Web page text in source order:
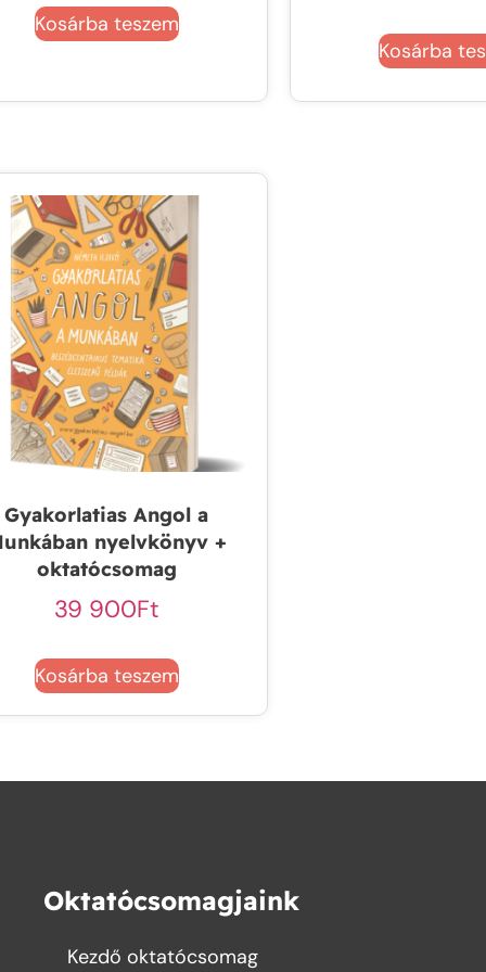
Kosárba teszem
Kosárba
Gyakorlatias Angol a
nyelvkönyv +
oktatócsomag
39 900Ft
Kosárba teszem
Oktatócsomagjaink
Kezdő oktatócsomag